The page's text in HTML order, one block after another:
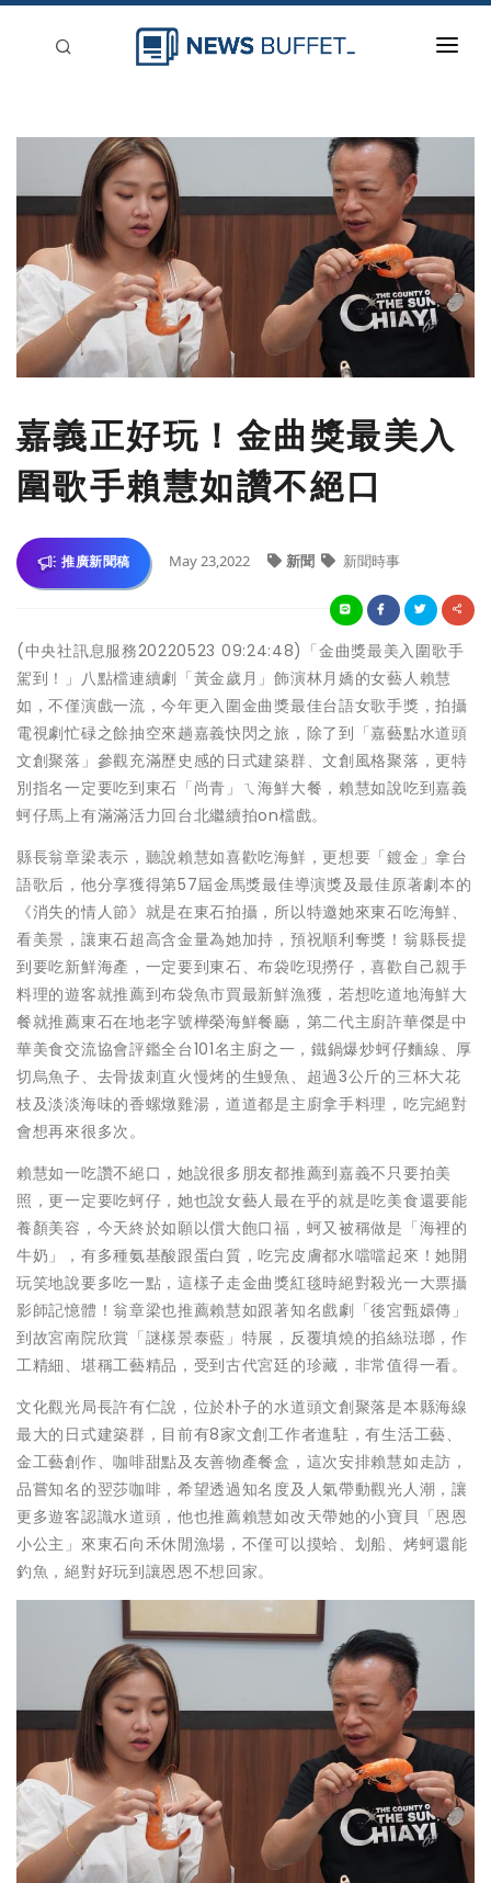
新聞稿分類
登入
刊登
嘉義正好玩！金曲獎最美入
圍歌手賴慧如讚不絕口
推廣新聞稿 May 23,2022 新聞 新聞時事
(中央社訊息服務20220523 09:24:48)「金曲獎最美入圍歌手
駕到！」八點檔連續劇「黃金歲月」飾演林月嬌的女藝人賴慧
如，不僅演戲一流，今年更入圍金曲獎最佳台語女歌手獎，拍攝
電視劇忙碌之餘抽空來趟嘉義快閃之旅，除了到「嘉藝點水道頭
文創聚落」參觀充滿歷史感的日式建築群、文創風格聚落，更特
別指名一定要吃到東石「尚青」ㄟ海鮮大餐，賴慧如說吃到嘉義
蚵仔馬上有滿滿活力回台北繼續拍on檔戲。
縣長翁章梁表示，聽說賴慧如喜歡吃海鮮，更想要「鍍金」拿台
語歌后，他分享獲得第57屆金馬獎最佳導演獎及最佳原著劇本的
《消失的情人節》就是在東石拍攝，所以特邀她來東石吃海鮮、
看美景，讓東石超高含金量為她加持，預祝順利奪獎！翁縣長提
到要吃新鮮海產，一定要到東石、布袋吃現撈仔，喜歡自己親手
料理的遊客就推薦到布袋魚市買最新鮮漁獲，若想吃道地海鮮大
餐就推薦東石在地老字號樺榮海鮮餐廳，第二代主廚許華傑是中
華美食交流協會評鑑全台101名主廚之一，鐵鍋爆炒蚵仔麵線、厚
切烏魚子、去骨拔刺直火慢烤的生鰻魚、超過3公斤的三杯大花
枝及淡淡海味的香螺燉雞湯，道道都是主廚拿手料理，吃完絕對
會想再來很多次。
賴慧如一吃讚不絕口，她說很多朋友都推薦到嘉義不只要拍美
照，更一定要吃蚵仔，她也說女藝人最在乎的就是吃美食還要能
養顏美容，今天終於如願以償大飽口福，蚵又被稱做是「海裡的
牛奶」，有多種氨基酸跟蛋白質，吃完皮膚都水噹噹起來！她開
玩笑地說要多吃一點，這樣子走金曲獎紅毯時絕對殺光一大票攝
影師記憶體！翁章梁也推薦賴慧如跟著知名戲劇「後宮甄嬛傳」
到故宮南院欣賞「謎樣景泰藍」特展，反覆填燒的掐絲琺瑯，作
工精細、堪稱工藝精品，受到古代宮廷的珍藏，非常值得一看。
文化觀光局長許有仁說，位於朴子的水道頭文創聚落是本縣海線
最大的日式建築群，目前有8家文創工作者進駐，有生活工藝、
金工藝創作、咖啡甜點及友善物產餐盒，這次安排賴慧如走訪，
品嘗知名的翌莎咖啡，希望透過知名度及人氣帶動觀光人潮，讓
更多遊客認識水道頭，他也推薦賴慧如改天帶她的小寶貝「恩恩
小公主」來東石向禾休閒漁場，不僅可以摸蛤、划船、烤蚵還能
釣魚，絕對好玩到讓恩恩不想回家。